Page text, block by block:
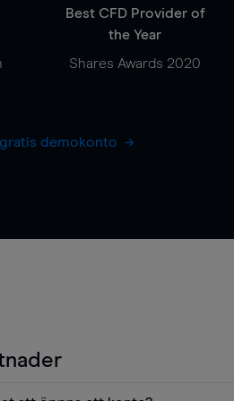
Best CFD Provider of
the Year
Shares Awards 2020
demokonto